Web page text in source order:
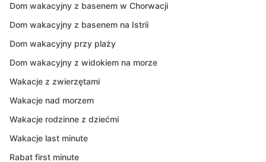
Dom wakacyjny z basenem w Chorwacji
Dom wakacyjny z basenem na Istrii
Dom wakacyjny przy plaży
Dom wakacyjny z widokiem na morze
Wakacje z zwierzętami
Wakacje nad morzem
Wakacje rodzinne z dziećmi
Wakacje last minute
Rabat first minute